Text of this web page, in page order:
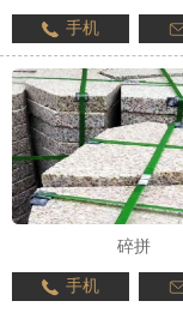
手机
碎拼
手机